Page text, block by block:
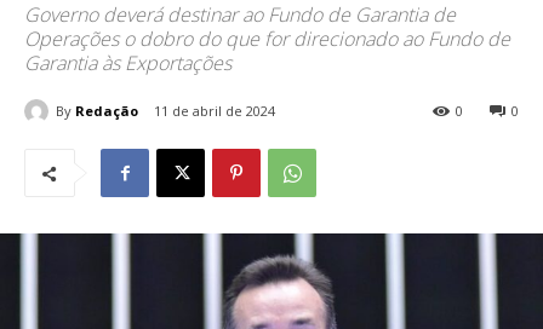
Governo deverá destinar ao Fundo de Garantia de
Operações o dobro do que for direcionado ao Fundo de
Garantia às Exportações
By Redação 11 de abril de 2024 0
0